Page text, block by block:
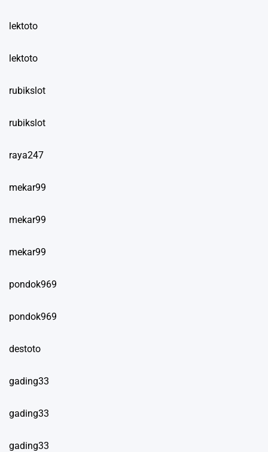
lektoto
lektoto
rubikslot
rubikslot
raya247
mekar99
mekar99
mekar99
pondok969
pondok969
destoto
gading33
gading33
gading33